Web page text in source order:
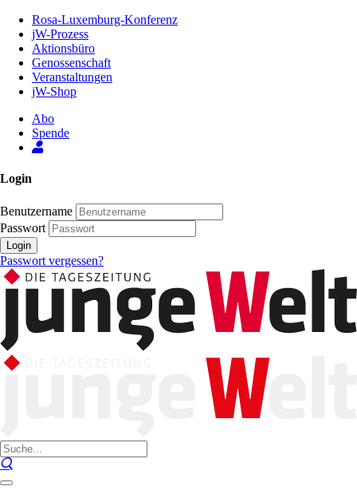
Inhalt
Seite
Rosa-Luxemburg-Konferenz
jW-Prozess
Aktionsbüro
Genossenschaft
Veranstaltungen
jW-Shop
Abo
Spende
Login
Benutzername
Passwort
Login
Passwort vergessen?